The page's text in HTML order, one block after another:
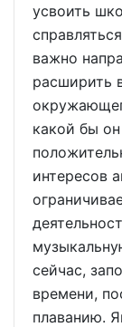
усвоить
важно
расширить
какой бы
интересов
сейчас,
времени,
плаванию.